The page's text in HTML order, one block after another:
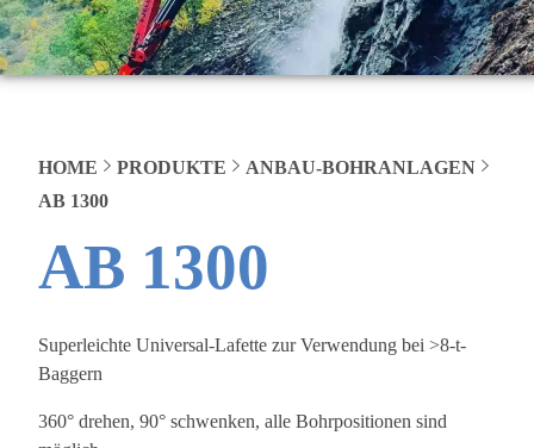
HOME PRODUKTE
ANBAU-BOHRANLAGEN
AB 1300
AB 1300
Superleichte Universal-Lafette zur Verwendung bei >8-t-
Baggern
360° drehen, 90° schwenken, alle Bohrpositionen sind